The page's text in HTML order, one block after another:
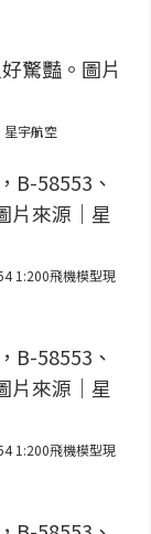
星宇航空
1:200飛機模型現
1:200飛機模型現